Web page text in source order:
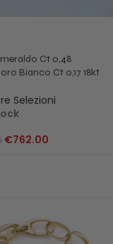
Ct 0,48
Bianco Ct 0,17 18kt
Selezioni
€762.00